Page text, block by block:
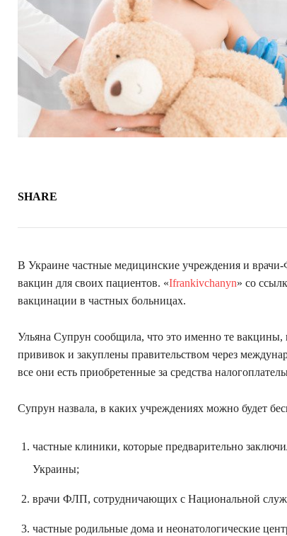
SHARE
В Украине частные медицинские учреждения и
вакцин для своих пациентов. «Ifrankivchanyn» со
вакцинации в частных больницах.
Ульяна Супрун сообщила, что это именно те вакцины,
прививок и закуплены правительством через
все они есть приобретенные за средства
Супрун назвала, в каких учреждениях можно будет
частные клиники, которые предварительно
Украины;
врачи ФЛП, сотрудничающих с Национальной
частные родильные дома и неонатологические